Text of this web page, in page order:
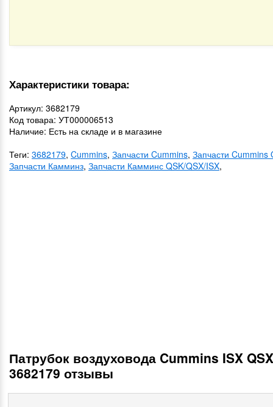
Характеристики товара:
Артикул: 3682179
Код товара: УТ000006513
Наличие: Есть на складе и в магазине
Теги: 3682179, Cummins, Запчасти Cummins, Запчасти Cummins
Запчасти Камминз, Запчасти Камминс QSK/QSX/ISX,
Патрубок воздуховода Cummins ISX
3682179 отзывы